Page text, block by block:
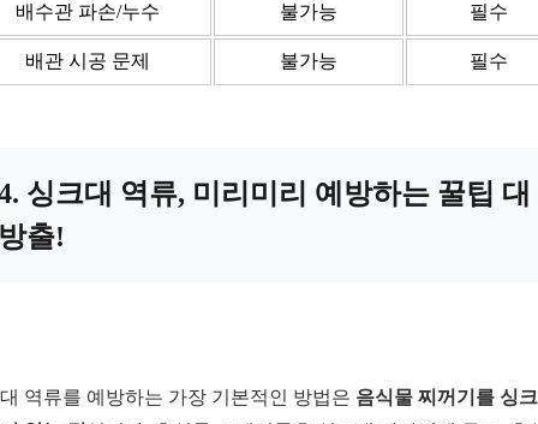
배수관 파손/누수 불가능 필수
배관 시공 문제 불가능 필수
싱크대 역류, 미리미리 예방하는 꿀팁 대
출!
역류를 예방하는 가장 기본적인 방법은 음식물 찌꺼기를 싱